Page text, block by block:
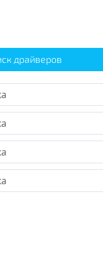
драйверов